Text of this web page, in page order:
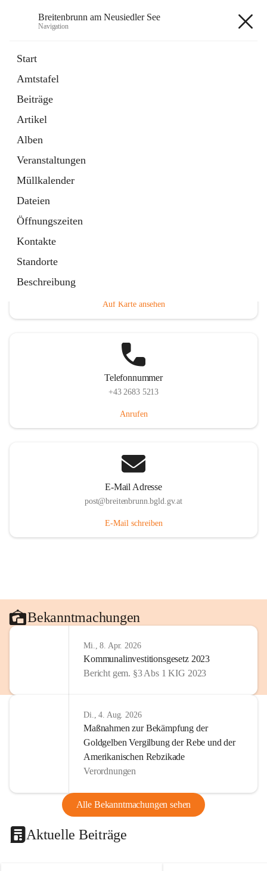
Breitenbrunn am Neusiedler See
Navigation
Start
Amtstafel
Beiträge
Artikel
Alben
Veranstaltungen
Müllkalender
Dateien
Öffnungszeiten
Kontakte
Standorte
Beschreibung
18 Schnellzugriffe
Gemeindeservice
Auf Karte ansehen
Telefonnummer
+43 2683 5213
Anrufen
E-Mail Adresse
post@breitenbrunn.bgld.gv.at
E-Mail schreiben
Bekanntmachungen
Mi., 8. Apr. 2026
Kommunalinvestitionsgesetz 2023
Bericht gem. §3 Abs 1 KIG 2023
Di., 4. Aug. 2026
Maßnahmen zur Bekämpfung der
Goldgelben Vergilbung der Rebe und der
Amerikanischen Rebzikade
Verordnungen
Alle Bekanntmachungen sehen
Aktuelle Beiträge